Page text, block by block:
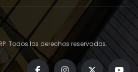
Todos los derechos reservados.